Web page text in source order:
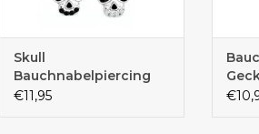
Skull
Bauchnabelpiercing
Totenkopf
€11,95